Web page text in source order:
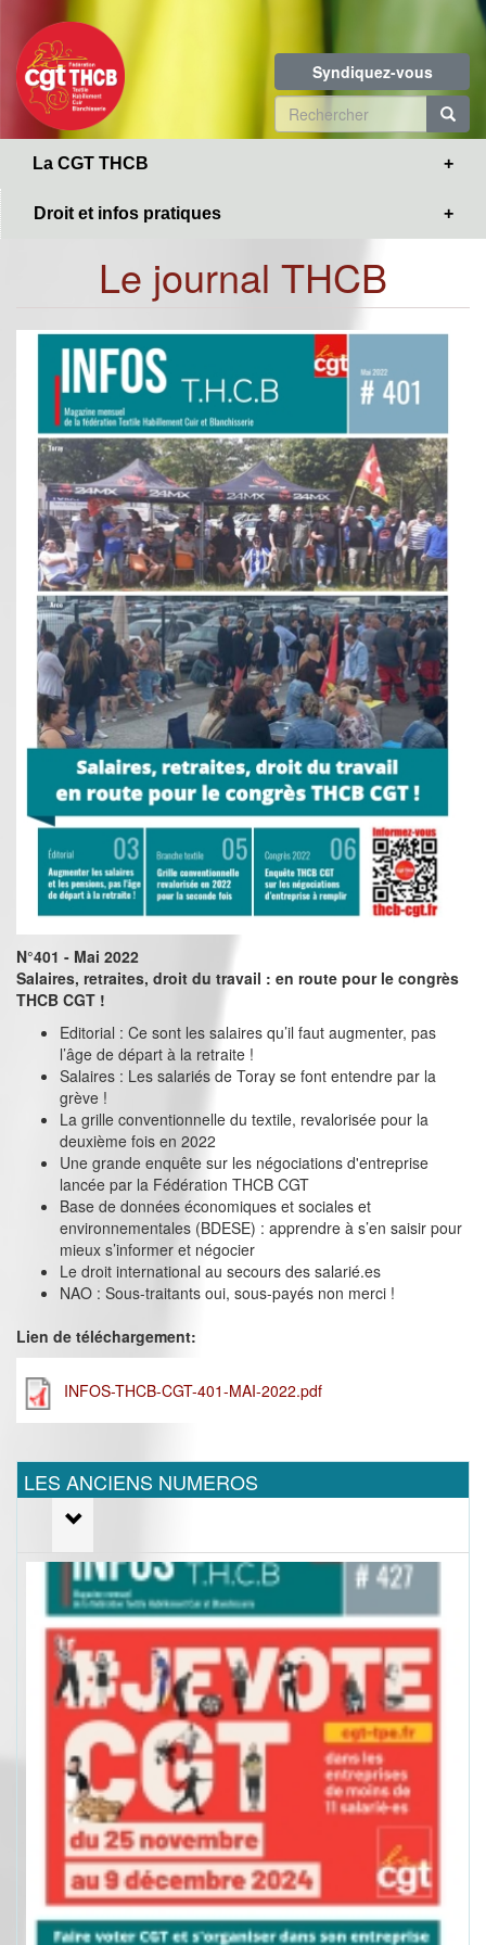
contenu
principal
Syndiquez-vous
Formulaire
de
La CGT THCB
Droit et infos pratiques
Le journal THCB
N°401 - Mai 2022
Salaires, retraites, droit du travail : en route pour le congrès
THCB CGT !
Editorial : Ce sont les salaires qu’il faut augmenter, pas
l’âge de départ à la retraite !
Salaires : Les salariés de Toray se font entendre par la
grève !
La grille conventionnelle du textile, revalorisée pour la
deuxième fois en 2022
Une grande enquête sur les négociations d'entreprise
lancée par la Fédération THCB CGT
Base de données économiques et sociales et
environnementales (BDESE) : apprendre à s’en saisir pour
mieux s’informer et négocier
Le droit international au secours des salarié.es
NAO : Sous-traitants oui, sous-payés non merci !
Lien de téléchargement:
INFOS-THCB-CGT-401-MAI-2022.pdf
LES ANCIENS NUMEROS